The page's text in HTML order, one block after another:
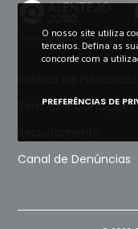
Termos e Condições
Canal de Denúncias
O nosso site utiliza
terceiros. Defina as
concorde com a
PREFERÊNCIAS DE